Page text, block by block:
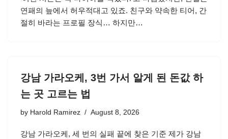
연패의 늪에서 허우적대고 있죠. 친구와 약속한 티어, 간
절히 바라는 프로필 장식… 하지만…
강남 가라오케, 3번 가서 알게 된 돈값 하
는 곳 고르는 법
by Harold Ramirez August 8, 2026
강남 가라오케, 세 번의 실패 끝에 찾은 기준 제가 강남